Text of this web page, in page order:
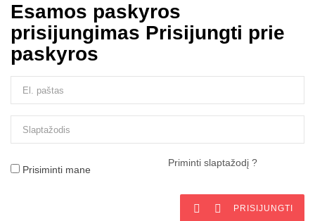
Esamos paskyros
prisijungimas Prisijungti prie
paskyros
Prisiminti mane
Priminti slaptažodį ?
  PRISIJUNGTI